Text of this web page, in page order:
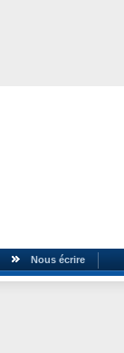
Nous écrire